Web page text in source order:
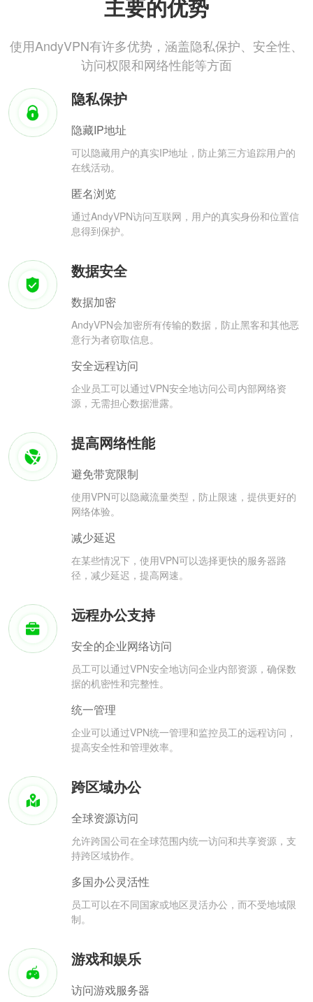
主要的优势
使用AndyVPN有许多优势，涵盖隐私保护、安全性、
访问权限和网络性能等方面
隐私保护
隐藏IP地址
可以隐藏用户的真实IP地址，防止第三方追踪用户的
在线活动。
匿名浏览
通过AndyVPN访问互联网，用户的真实身份和位置信
息得到保护。
数据安全
数据加密
AndyVPN会加密所有传输的数据，防止黑客和其他恶
意行为者窃取信息。
安全远程访问
企业员工可以通过VPN安全地访问公司内部网络资
源，无需担心数据泄露。
提高网络性能
避免带宽限制
使用VPN可以隐藏流量类型，防止限速，提供更好的
网络体验。
减少延迟
在某些情况下，使用VPN可以选择更快的服务器路
径，减少延迟，提高网速。
远程办公支持
安全的企业网络访问
员工可以通过VPN安全地访问企业内部资源，确保数
据的机密性和完整性。
统一管理
企业可以通过VPN统一管理和监控员工的远程访问，
提高安全性和管理效率。
跨区域办公
全球资源访问
允许跨国公司在全球范围内统一访问和共享资源，支
持跨区域协作。
多国办公灵活性
员工可以在不同国家或地区灵活办公，而不受地域限
制。
游戏和娱乐
访问游戏服务器